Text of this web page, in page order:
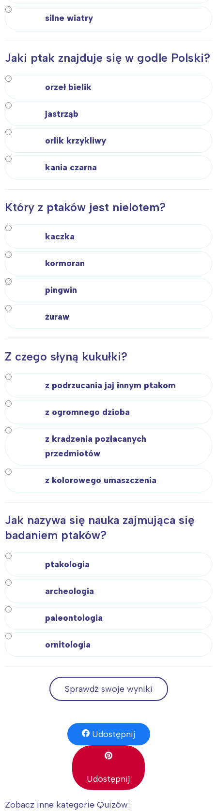
silne wiatry
Jaki ptak znajduje się w godle Polski?
orzeł bielik
jastrząb
orlik krzykliwy
kania czarna
Który z ptaków jest nielotem?
kaczka
kormoran
pingwin
żuraw
Z czego słyną kukułki?
z podrzucania jaj innym ptakom
z ogromnego dzioba
z kradzenia pozłacanych
przedmiotów
z kolorowego umaszczenia
Jak nazywa się nauka zajmująca się
badaniem ptaków?
ptakologia
archeologia
paleontologia
ornitologia
Sprawdź swoje wyniki
Udostępnij
Udostępnij
Zobacz inne kategorie Quizów:
Interesują mnie wydarzenia z
tego regionu:
Łódź
Poznań
Wrocław
Kraków
Północ
Wszystkie
Wybieram